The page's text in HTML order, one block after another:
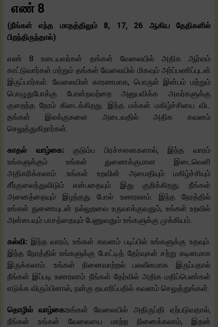
எண் 8
(நீங்கள் எந்த மாதத்திலும் 8, 17, 26 ஆகிய தேதிகளில்
பிறந்திருந்தால்)
எண் 8 உடையவர்கள் தங்கள் வேலையில் அதிக ஆர்வம்
காட்டுவார்கள் மற்றும் தங்கள் வேலையில் மிகவும் அர்ப்பணிப்புடன்
இருப்பார்கள். வேலையின் காரணமாக, பொருள் இன்பம் மற்றும்
பொழுதுபோக்கு போன்றவற்றை அனுபவிக்க அவர்களுக்கு
குறைந்த நேரம் கிடைக்கிறது. இந்த மக்கள் மகிழ்ச்சியை விட
தங்கள் இலக்குகளை அடைவதில் அதிக கவனம்
செலுத்துகிறார்கள்.
காதல் வாழ்கை: குடும்ப பிரச்சனைகளால், இந்த வாரம்
உங்களுக்கும் உங்கள் துணைக்குமான இடைவெளி
அதிகரிக்கலாம். உங்கள் உறவின் அமைதியும் மகிழ்ச்சியும்
சீர்குலைந்துவிடும் என்பதையும் இது குறிக்கிறது. நீங்கள்
அனைத்தையும் இழந்தது போல் உணரலாம். இந்த நேரத்தில்
உங்கள் துணையுடன் நல்லுறவை உருவாக்குவதும், உங்கள் உறவில்
அன்பையும் பாசத்தையும் பேணுவதும் உங்களுக்கு முக்கியம்.
கல்வி: இந்த வாரம், உங்கள் கவனம் படிப்பில் உங்களுக்கு உதவும்.
இந்த நேரத்தில் உங்களுக்கு போட்டித் தேர்வுகள் சற்று கடினமாக
இருக்கலாம். உங்கள் நினைவாற்றல் பலவீனமாக இருப்பதால்
நீங்கள் இப்படி உணரலாம். நீங்கள் தேர்வில் அதிக மதிப்பெண்கள்
எடுக்க விரும்பினால், நன்கு தயாரிப்பதில் கவனம் செலுத்துங்கள்.
தொழில் வாழ்கை:உங்கள் வேலையில் அதிருப்தி ஏற்படுவதால்,
நீங்கள் உங்கள் வேலையை மாற்ற நினைக்கலாம், இதன்